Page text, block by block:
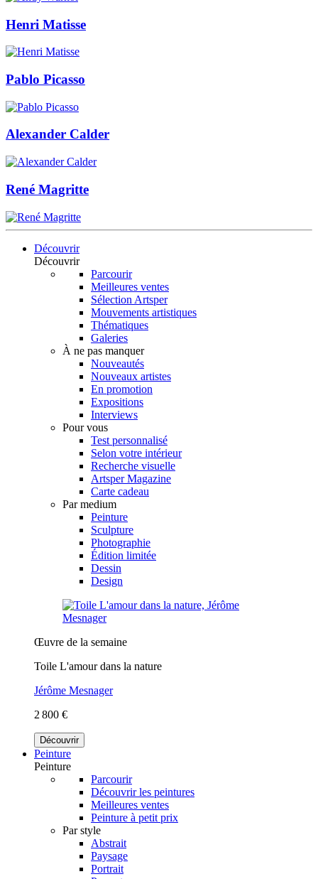
Henri Matisse
Pablo Picasso
Alexander Calder
René Magritte
Découvrir
Découvrir
Parcourir
Meilleures ventes
Sélection Artsper
Mouvements artistiques
Thématiques
Galeries
À ne pas manquer
Nouveautés
Nouveaux artistes
En promotion
Expositions
Interviews
Pour vous
Test personnalisé
Selon votre intérieur
Recherche visuelle
Artsper Magazine
Carte cadeau
Par medium
Peinture
Sculpture
Photographie
Édition limitée
Dessin
Design
Œuvre de la semaine
Toile L'amour dans la nature
Jérôme Mesnager
2 800 €
Découvrir
Peinture
Peinture
Parcourir
Découvrir les peintures
Meilleures ventes
Peinture à petit prix
Par style
Abstrait
Paysage
Portrait